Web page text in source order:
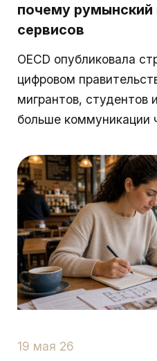
почему
сервисов
OECD опубликовала
цифровом
мигрантов, студентов
больше коммуникации
19 мая 26